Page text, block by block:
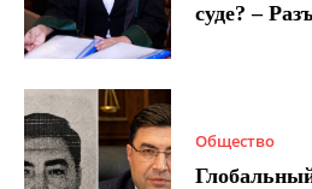
суде? –
Общество